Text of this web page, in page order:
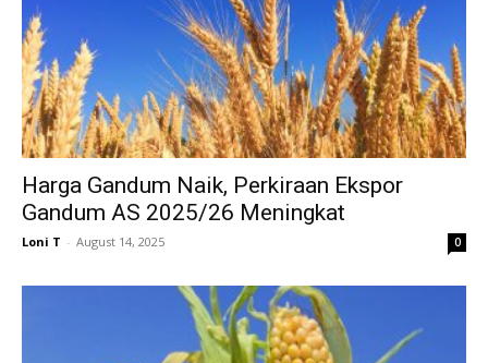
Harga Gandum Naik, Perkiraan Ekspor
Gandum AS 2025/26 Meningkat
Loni T - August 14, 2025 0